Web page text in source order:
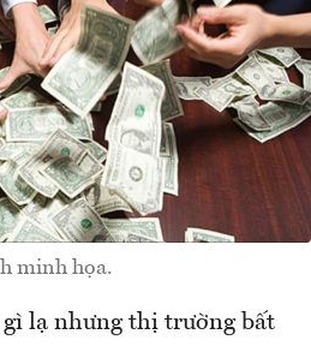
minh họa.
lạ nhưng thị trường bất